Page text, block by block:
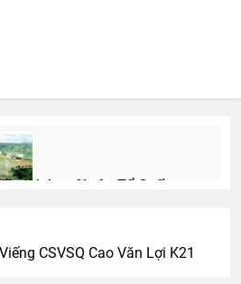
đời dạy tôi yêu Tổ Quốc
CSVSQ Cao Văn Lợi K21